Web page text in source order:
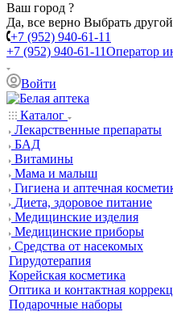
Ваш город ?
Да, все верно Выбрать другой
+7 (952) 940-61-11
+7 (952) 940-61-11Оператор
Войти
Каталог
Лекарственные препараты
БАД
Витамины
Мама и малыш
Гигиена и аптечная
Диета, здоровое питание
Медицинские изделия
Медицинские приборы
Средства от насекомых
Гирудотерапия
Корейская косметика
Оптика и контактная
Подарочные наборы